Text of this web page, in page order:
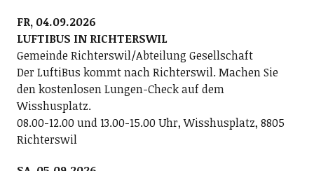
FR, 04.09.2026
LUFTIBUS IN RICHTERSWIL
Gemeinde Richterswil/Abteilung Gesellschaft
Der LuftiBus kommt nach Richterswil. Machen Sie
den kostenlosen Lungen-Check auf dem
Wisshusplatz.
08.00-12.00 und 13.00-15.00 Uhr, Wisshusplatz, 8805
Richterswil